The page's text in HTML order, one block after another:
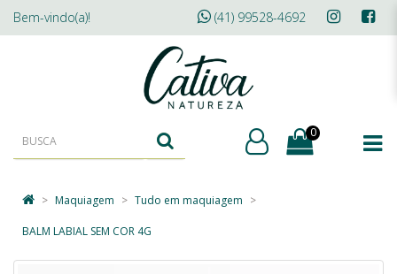
Bem-vindo(a)! (41) 99528-4692
0
Maquiagem Tudo em maquiagem
BALM LABIAL SEM COR 4G